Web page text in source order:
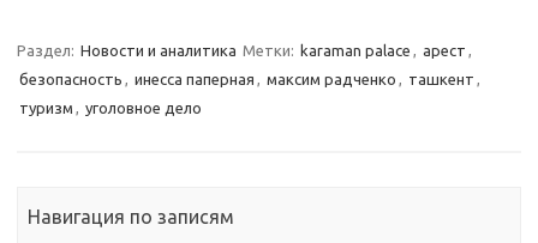
Раздел: Новости и аналитика Метки: karaman palace , арест ,
безопасность , инесса паперная , максим радченко , ташкент ,
туризм , уголовное дело
Навигация по записям